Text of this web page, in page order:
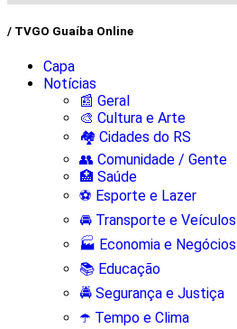
/ TVGO Guaíba Online
Capa
Notícias
📰 Geral
🎨 Cultura e Arte
🏘️ Cidades do RS
👥 Comunidade / Gente
🏥 Saúde
⚽ Esporte e Lazer
🚘 Transporte e Veículos
🏭 Economia e Negócios
📚 Educação
🚔 Segurança e Justiça
☂️ Tempo e Clima